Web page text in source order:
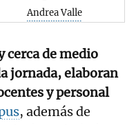
Andrea Valle
cerca de medio
jornada, elaboran
y personal
, además de